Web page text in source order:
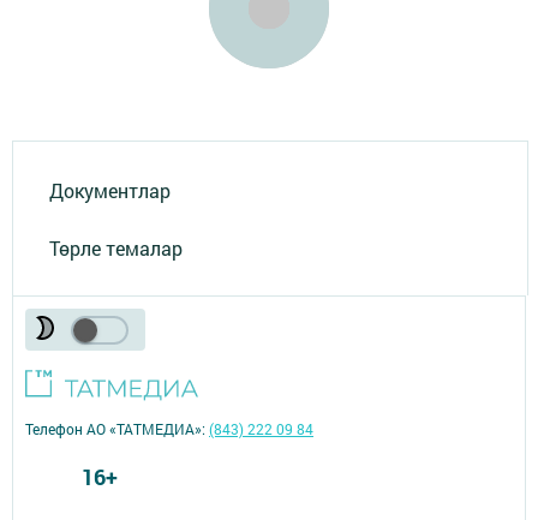
Документлар
Төрле темалар
Телефон АО «ТАТМЕДИА»:(843) 222 09 84
16+